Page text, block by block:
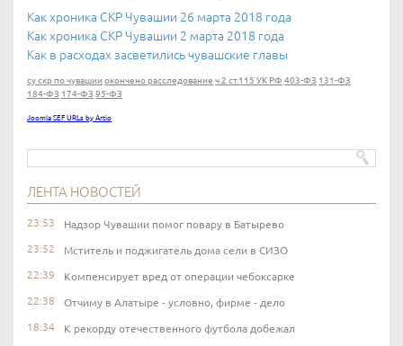
Как хроника СКР Чувашии 26 марта 2018 года
Как хроника СКР Чувашии 2 марта 2018 года
Как в расходах засветились чувашские главы
су скр по чувашии окончено расследование ч.2 ст.115 УК РФ 403-ФЗ 131-ФЗ
184-ФЗ 174-ФЗ 95-ФЗ
Joomla SEF URLs by Artio
ЛЕНТА НОВОСТЕЙ
23:53 Надзор Чувашии помог повару в Батырево
23:52 Мститель и поджигатель дома сели в СИЗО
22:39 Компенсирует вред от операции чебоксарке
22:38 Отчиму в Алатыре - условно, фирме - дело
18:34 К рекорду отечественного футбола добежал